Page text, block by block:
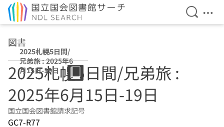
検索を
メ
図書
2025札幌5日間/
兄弟旅 : 2025年6
月15日-19日
2025札幌5日間/兄弟旅 :
2025年6月15日-19日
国立国会図書館請求記号
GC7-R77